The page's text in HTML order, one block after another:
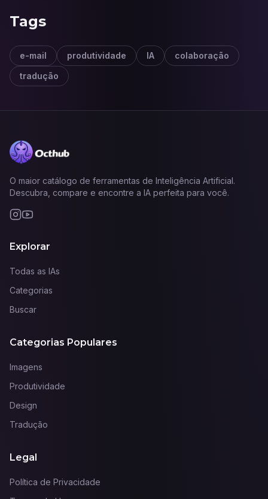
Tags
e-mail produtividade IA
colaboração
tradução
O maior catálogo de ferramentas de Inteligência Artificial.
Descubra, compare e encontre a IA perfeita para você.
Explorar
Todas as IAs
Categorias
Buscar
Categorias Populares
Imagens
Produtividade
Design
Tradução
Legal
Política de Privacidade